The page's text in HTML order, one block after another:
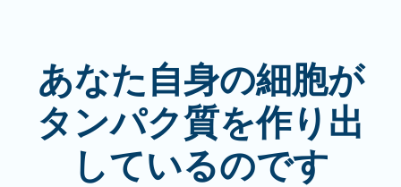
あなた自身の細胞が
タンパク質を作り出
しているのです